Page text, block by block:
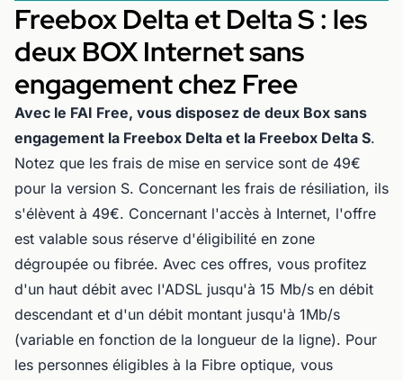
Freebox Delta et Delta S : les
deux BOX Internet sans
engagement chez Free
Avec le FAI Free, vous disposez de deux Box sans
engagement la Freebox Delta et la Freebox Delta S.
Notez que les frais de mise en service sont de 49€
pour la version S. Concernant les frais de résiliation, ils
s'élèvent à 49€. Concernant l'accès à Internet, l'offre
est valable sous réserve d'éligibilité en zone
dégroupée ou fibrée. Avec ces offres, vous profitez
d'un haut débit avec l'ADSL jusqu'à 15 Mb/s en débit
descendant et d'un débit montant jusqu'à 1Mb/s
(variable en fonction de la longueur de la ligne). Pour
les personnes éligibles à la Fibre optique, vous